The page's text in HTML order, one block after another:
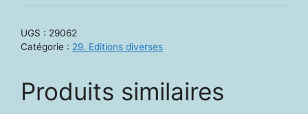
UGS : 29062
Catégorie : 29. Editions diverses
Produits similaires